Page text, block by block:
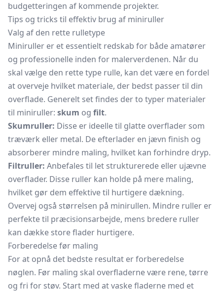
budgetteringen af kommende projekter.
Tips og tricks til effektiv brug af miniruller
Valg af den rette rulletype
Miniruller er et essentielt redskab for både amatører
og professionelle inden for malerverdenen. Når du
skal vælge den rette type rulle, kan det være en fordel
at overveje hvilket materiale, der bedst passer til din
overflade. Generelt set findes der to typer materialer
til miniruller: skum og filt.
Skumruller: Disse er ideelle til glatte overflader som
træværk eller metal. De efterlader en jævn finish og
absorberer mindre maling, hvilket kan forhindre dryp.
Filtruller: Anbefales til let strukturerede eller ujævne
overflader. Disse ruller kan holde på mere maling,
hvilket gør dem effektive til hurtigere dækning.
Overvej også størrelsen på minirullen. Mindre ruller er
perfekte til præcisionsarbejde, mens bredere ruller
kan dække store flader hurtigere.
Forberedelse før maling
For at opnå det bedste resultat er forberedelse
nøglen. Før maling skal overfladerne være rene, tørre
og fri for støv. Start med at vaske fladerne med et